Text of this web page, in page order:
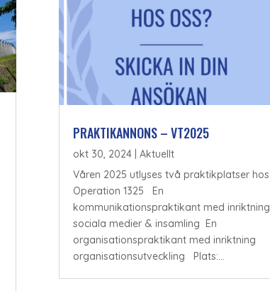
PRAKTIKANNONS – VT2025
okt 30, 2024| Aktuellt
Våren 2025 utlyses två praktikplatser hos
Operation 1325 En
kommunikationspraktikant med inriktning
sociala medier & insamling En
organisationspraktikant med inriktning
organisationsutveckling Plats:...